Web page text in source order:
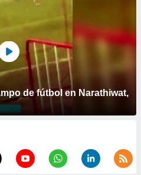
de fútbol en Narathiwat,